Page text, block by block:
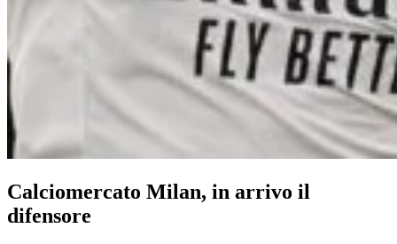
Calciomercato Milan, in arrivo il
difensore